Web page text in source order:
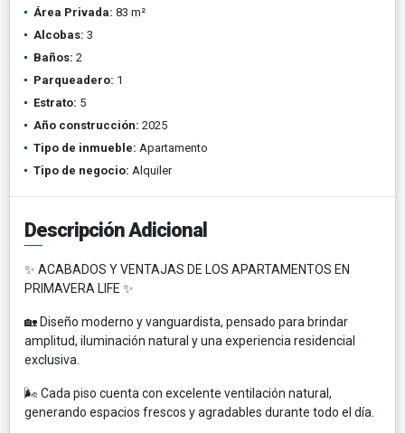
Área Privada: 83 m²
Alcobas: 3
Baños: 2
Parqueadero: 1
Estrato: 5
Año construcción: 2025
Tipo de inmueble: Apartamento
Tipo de negocio: Alquiler
Descripción Adicional
✨ ACABADOS Y VENTAJAS DE LOS APARTAMENTOS EN
PRIMAVERA LIFE ✨
🏡 Diseño moderno y vanguardista, pensado para brindar
amplitud, iluminación natural y una experiencia residencial
exclusiva.
🌬️ Cada piso cuenta con excelente ventilación natural,
generando espacios frescos y agradables durante todo el día.